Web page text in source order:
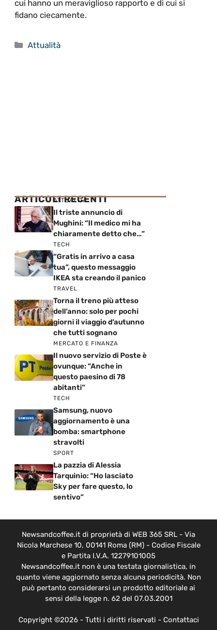
cui hanno un meraviglioso rapporto e di cui si
fidano ciecamente.
Categorie
Attualità
ARTICOLI RECENTI
ATTUALITÀ
Il triste annuncio di
Mughini: “Il medico mi ha
chiaramente detto che…”
TECH
“Gratis in arrivo a casa
tua”, questo messaggio
IKEA sta creando il panico
TRAVEL
Torna il treno più atteso
dell’anno: solo per pochi
giorni il viaggio d’autunno
che tutti sognano
MERCATO E FINANZA
Il nuovo servizio di Poste è
ovunque: “Anche in
questo paesino di 78
abitanti”
TECH
Samsung, nuovo
aggiornamento è una
bomba: smartphone
stravolti
SPORT
La pazzia di Alessia
Tarquinio: “Ho lasciato
Sky per fare questo, lo
sentivo”
Newsandcoffee.it di proprietà di WEB 365 SRL - Via
Nicola Marchese 10, 00141 Roma (RM) - Codice Fiscale
e Partita I.V.A. 12279101005
Newsandcoffee.it non è una testata giornalistica, in
quanto viene aggiornato senza alcuna periodicità. Non
può pertanto considerarsi un prodotto editoriale ai
sensi della legge n. 62 del 07.03.2001
Copyright ©2026 - Tutti i diritti riservati - Contattaci